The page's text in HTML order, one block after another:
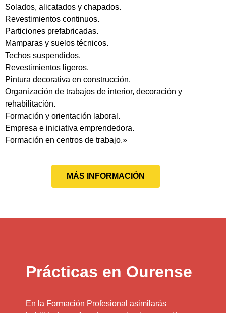
Solados, alicatados y chapados.
Revestimientos continuos.
Particiones prefabricadas.
Mamparas y suelos técnicos.
Techos suspendidos.
Revestimientos ligeros.
Pintura decorativa en construcción.
Organización de trabajos de interior, decoración y
rehabilitación.
Formación y orientación laboral.
Empresa e iniciativa emprendedora.
Formación en centros de trabajo.»
MÁS INFORMACIÓN
Prácticas en Ourense
En la Formación Profesional asimilarás